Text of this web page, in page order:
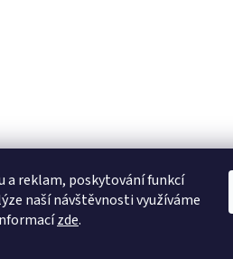
a reklam, poskytování funkcí
naší návštěvnosti využíváme
zde.
Buďte první, kdo napíše příspěvek k
PŘIDAT KOMENTÁŘ